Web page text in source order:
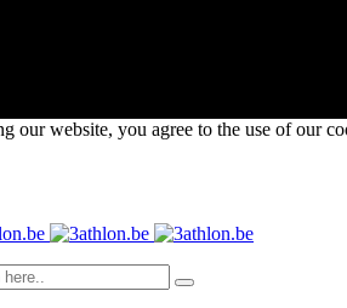
our website, you agree to the use of our